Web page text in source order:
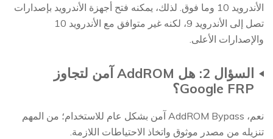
الأندرويد 10 وما فوق. لذلك، يمكنه فتح أجهزة الأندرويد بإصدارات
تصل إلى الأندرويد 9، لكنه غير متوافق مع الأندرويد 10
والإصدارات الأعلى.
السؤال 2: هل AddROM آمن لتجاوز
Google FRP؟
نعم، AddROM Bypass آمن بشكل عام للاستخدام؛ من المهم
تنزيله من مصدر موثوق واتخاذ الاحتياطات اللازمة.